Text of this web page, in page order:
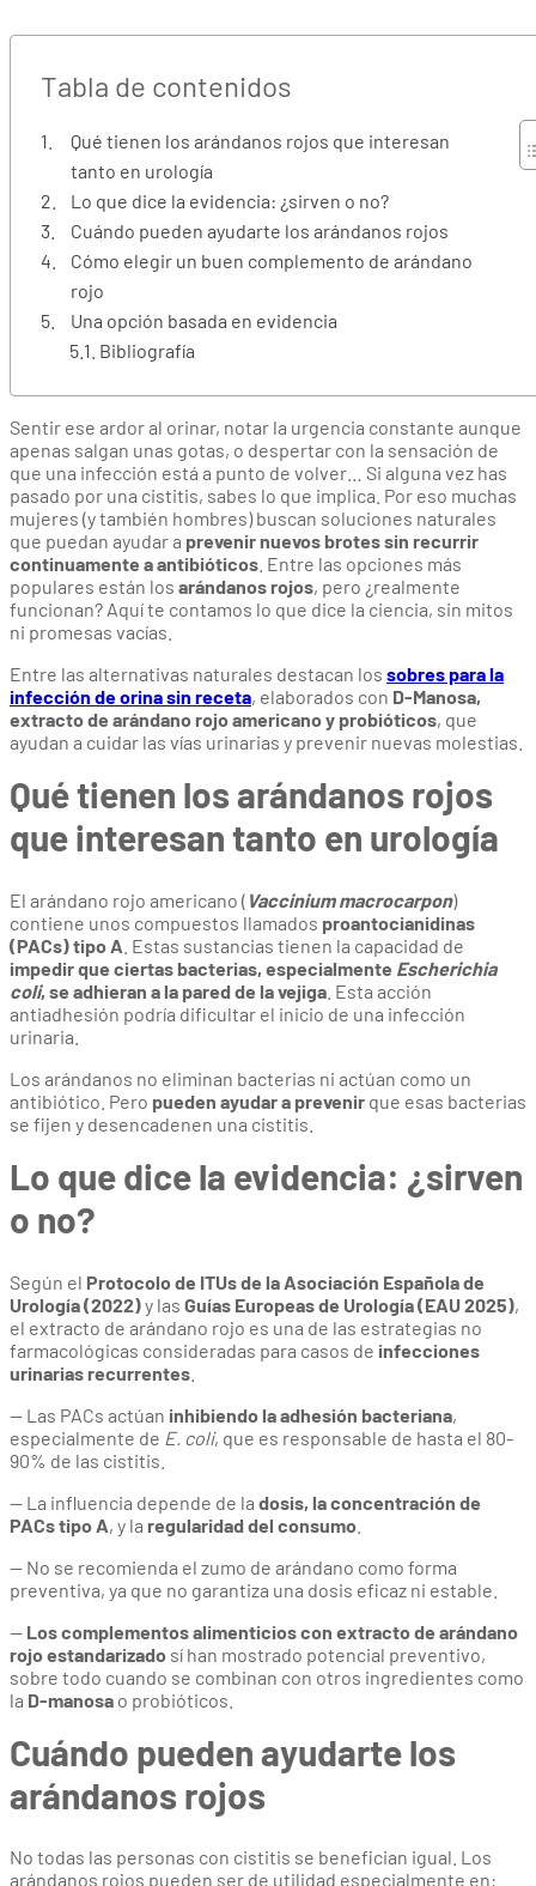
Tabla de contenidos
Qué tienen los arándanos rojos que interesan
tanto en urología
Lo que dice la evidencia: ¿sirven o no?
Cuándo pueden ayudarte los arándanos rojos
Cómo elegir un buen complemento de arándano
rojo
Una opción basada en evidencia
Bibliografía
Sentir ese ardor al orinar, notar la urgencia constante aunque
apenas salgan unas gotas, o despertar con la sensación de
que una infección está a punto de volver… Si alguna vez has
pasado por una cistitis, sabes lo que implica. Por eso muchas
mujeres (y también hombres) buscan soluciones naturales
que puedan ayudar a prevenir nuevos brotes sin recurrir
continuamente a antibióticos . Entre las opciones más
populares están los arándanos rojos, pero ¿realmente
funcionan? Aquí te contamos lo que dice la ciencia, sin mitos
ni promesas vacías.
Entre las alternativas naturales destacan los sobres para la
infección de orina sin receta, elaborados con D-Manosa,
extracto de arándano rojo americano y probióticos, que
ayudan a cuidar las vías urinarias y prevenir nuevas molestias.
Qué tienen los arándanos rojos
que interesan tanto en urología
El arándano rojo americano ( Vaccinium macrocarpon)
contiene unos compuestos llamados proantocianidinas
(PACs) tipo A . Estas sustancias tienen la capacidad de
impedir que ciertas bacterias, especialmente Escherichia
coli, se adhieran a la pared de la vejiga . Esta acción
antiadhesión podría dificultar el inicio de una infección
urinaria.
Los arándanos no eliminan bacterias ni actúan como un
antibiótico. Pero pueden ayudar a prevenir que esas bacterias
se fijen y desencadenen una cistitis.
Lo que dice la evidencia: ¿sirven
o no?
Según el Protocolo de ITUs de la Asociación Española de
Urología (2022)y las Guías Europeas de Urología (EAU 2025),
el extracto de arándano rojo es una de las estrategias no
farmacológicas consideradas para casos de infecciones
urinarias recurrentes
— Las PACs actúan inhibiendo la adhesión bacteriana,
especialmente de E. coli, que es responsable de hasta el 80-
90% de las cistitis.
— La influencia depende de la dosis, la concentración de
PACs tipo A, y la regularidad del consumo
— No se recomienda el zumo de arándano como forma
preventiva, ya que no garantiza una dosis eficaz ni estable.
— Los complementos alimenticios con extracto de arándano
rojo estandarizado sí han mostrado potencial preventivo,
sobre todo cuando se combinan con otros ingredientes como
la D-manosa o probióticos.
Cuándo pueden ayudarte los
arándanos rojos
No todas las personas con cistitis se benefician igual. Los
arándanos rojos pueden ser de utilidad especialmente en: